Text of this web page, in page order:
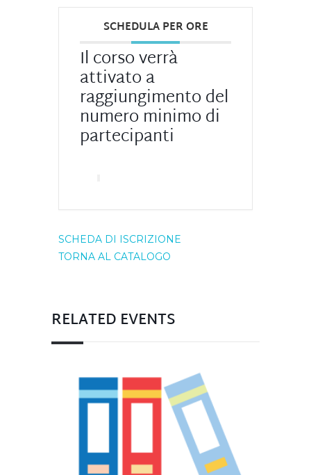
SCHEDULA PER ORE
Il corso verrà
attivato a
raggiungimento del
numero minimo di
partecipanti
SCHEDA DI ISCRIZIONE
TORNA AL CATALOGO
RELATED EVENTS